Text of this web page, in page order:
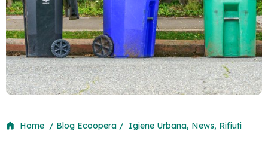
Home / Blog Ecoopera / Igiene Urbana, News, Rifiuti